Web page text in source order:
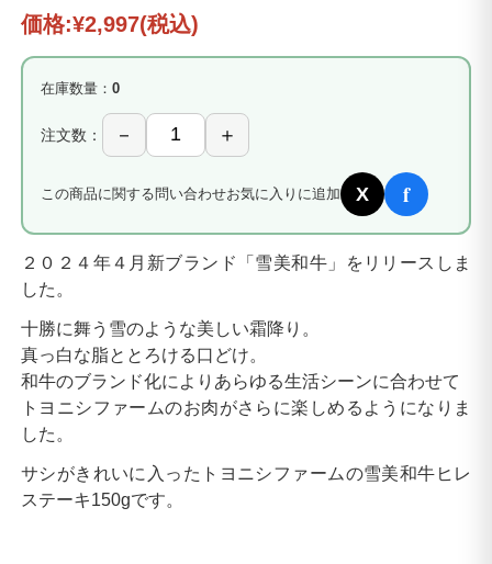
価格:¥2,997(税込)
在庫数量： 0
注文数：
この商品に関する問い合わせお気に入りに追加 X f
２０２４年４月新ブランド「雪美和牛」をリリースしま
した。
十勝に舞う雪のような美しい霜降り。
真っ白な脂ととろける口どけ。
和牛のブランド化によりあらゆる生活シーンに合わせて
トヨニシファームのお肉がさらに楽しめるようになりま
した。
サシがきれいに入ったトヨニシファームの雪美和牛ヒレ
ステーキ150gです。